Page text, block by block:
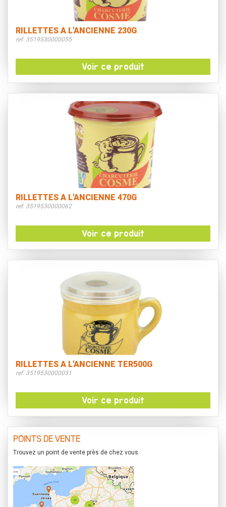
RILLETTES A L'ANCIENNE 230G
ref. 3519530000055
Voir ce produit
RILLETTES A L'ANCIENNE 470G
ref. 3519530000062
Voir ce produit
RILLETTES A L'ANCIENNE TER500G
ref. 3519530000031
Voir ce produit
POINTS DE VENTE
Trouvez un point de vente près de chez vous.